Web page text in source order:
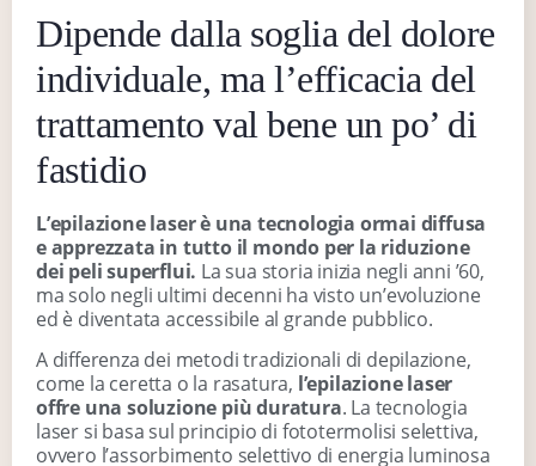
Dipende dalla soglia del dolore
individuale, ma l’efficacia del
trattamento val bene un po’ di
fastidio
L’epilazione laser è una tecnologia ormai diffusa
e apprezzata in tutto il mondo per la riduzione
dei peli superflui. La sua storia inizia negli anni ’60,
ma solo negli ultimi decenni ha visto un’evoluzione
ed è diventata accessibile al grande pubblico.
A differenza dei metodi tradizionali di depilazione,
come la ceretta o la rasatura, l’epilazione laser
offre una soluzione più duratura. La tecnologia
laser si basa sul principio di fototermolisi selettiva,
ovvero l’assorbimento selettivo di energia luminosa